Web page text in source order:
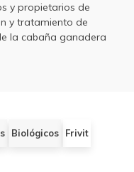
y propietarios de
y tratamiento de
la cabaña ganadera
Biológicos Frivit